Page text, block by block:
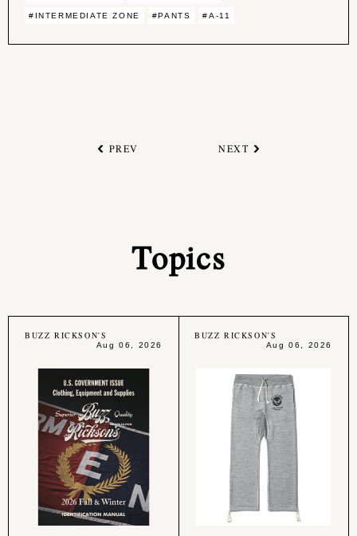
#INTERMEDIATE ZONE #PANTS #A-11
PREV NEXT
Topics
BUZZ RICKSON'S
Aug 06, 2026
BUZZ RICKSON'S
Aug 06, 2026